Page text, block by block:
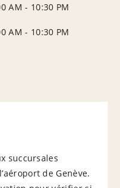
AM - 10:30 PM
AM - 10:30 PM
succursales
de Genève.